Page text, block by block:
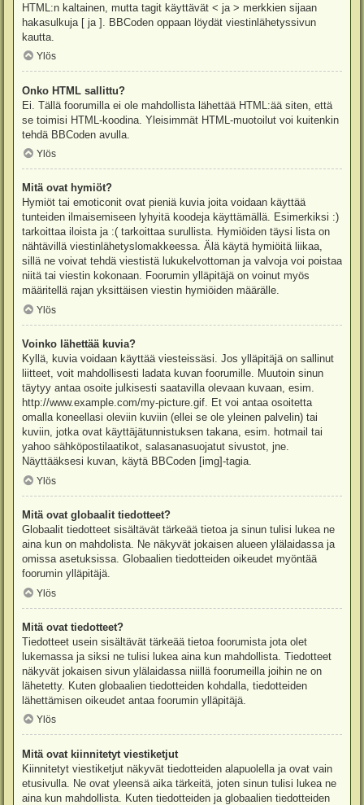
HTML:n kaltainen, mutta tagit käyttävät < ja > merkkien sijaan
hakasulkuja [ ja ]. BBCoden oppaan löydät viestinlähetyssivun
kautta.
Ylös
Onko HTML sallittu?
Ei. Tällä foorumilla ei ole mahdollista lähettää HTML:ää siten, että
se toimisi HTML-koodina. Yleisimmät HTML-muotoilut voi kuitenkin
tehdä BBCoden avulla.
Ylös
Mitä ovat hymiöt?
Hymiöt tai emoticonit ovat pieniä kuvia joita voidaan käyttää
tunteiden ilmaisemiseen lyhyitä koodeja käyttämällä. Esimerkiksi :)
tarkoittaa iloista ja :( tarkoittaa surullista. Hymiöiden täysi lista on
nähtävillä viestinlähetyslomakkeessa. Älä käytä hymiöitä liikaa,
sillä ne voivat tehdä viestistä lukukelvottoman ja valvoja voi poistaa
niitä tai viestin kokonaan. Foorumin ylläpitäjä on voinut myös
määritellä rajan yksittäisen viestin hymiöiden määrälle.
Ylös
Voinko lähettää kuvia?
Kyllä, kuvia voidaan käyttää viesteissäsi. Jos ylläpitäjä on sallinut
liitteet, voit mahdollisesti ladata kuvan foorumille. Muutoin sinun
täytyy antaa osoite julkisesti saatavilla olevaan kuvaan, esim.
http://www.example.com/my-picture.gif. Et voi antaa osoitetta
omalla koneellasi oleviin kuviin (ellei se ole yleinen palvelin) tai
kuviin, jotka ovat käyttäjätunnistuksen takana, esim. hotmail tai
yahoo sähköpostilaatikot, salasanasuojatut sivustot, jne.
Näyttääksesi kuvan, käytä BBCoden [img]-tagia.
Ylös
Mitä ovat globaalit tiedotteet?
Globaalit tiedotteet sisältävät tärkeää tietoa ja sinun tulisi lukea ne
aina kun on mahdolista. Ne näkyvät jokaisen alueen ylälaidassa ja
omissa asetuksissa. Globaalien tiedotteiden oikeudet myöntää
foorumin ylläpitäjä.
Ylös
Mitä ovat tiedotteet?
Tiedotteet usein sisältävät tärkeää tietoa foorumista jota olet
lukemassa ja siksi ne tulisi lukea aina kun mahdollista. Tiedotteet
näkyvät jokaisen sivun ylälaidassa niillä foorumeilla joihin ne on
lähetetty. Kuten globaalien tiedotteiden kohdalla, tiedotteiden
lähettämisen oikeudet antaa foorumin ylläpitäjä.
Ylös
Mitä ovat kiinnitetyt viestiketjut
Kiinnitetyt viestiketjut näkyvät tiedotteiden alapuolella ja ovat vain
etusivulla. Ne ovat yleensä aika tärkeitä, joten sinun tulisi lukea ne
aina kun mahdollista. Kuten tiedotteiden ja globaalien tiedotteiden